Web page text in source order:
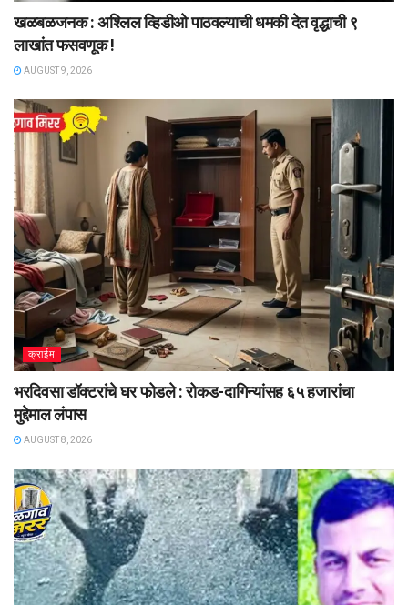
खळबळजनक : अश्लिल व्हिडीओ पाठवल्याची धमकी देत वृद्धाची ९
लाखांत फसवणूक !
AUGUST 9, 2026
क्राईम
भरदिवसा डॉक्टरांचे घर फोडले : रोकड-दागिन्यांसह ६५ हजारांचा
मुद्देमाल लंपास
AUGUST 8, 2026